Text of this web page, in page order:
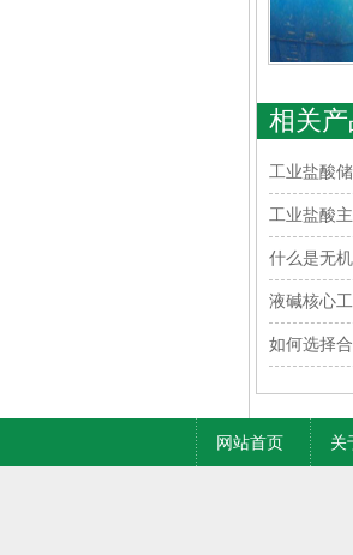
相关产
工业盐酸
工业盐酸
什么是无
液碱核心
如何选择
网站首页 关